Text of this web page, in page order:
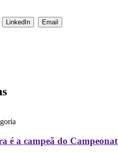
LinkedIn Email
é a campeã do